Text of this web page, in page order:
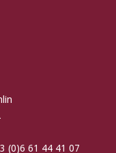
(0)6 61 44 41 07